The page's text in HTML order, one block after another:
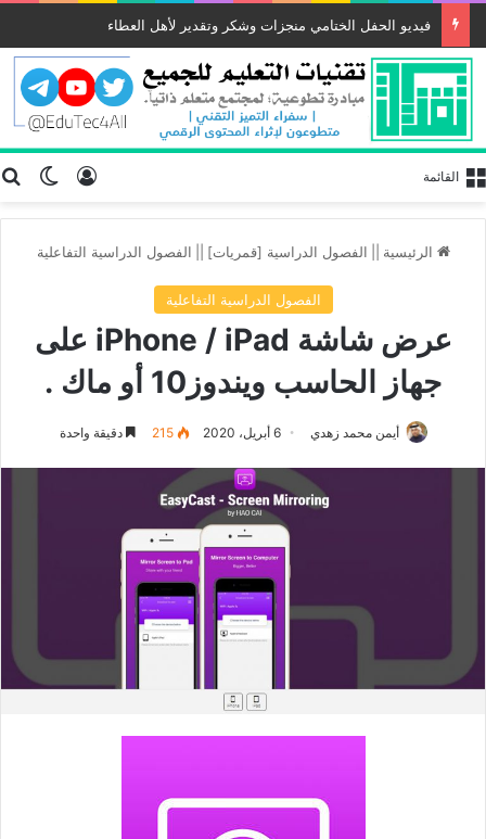
الحفل الختامي لأنشطة وفعاليات المبادرة
تسجيل القائمة
الرئيسية الفصول الدراسية [قمريات] الفصول الدراسية التفاعلية
الفصول الدراسية التفاعلية
عرض شاشة iPhone / iPad على
جهاز الحاسب ويندوز10 أو ماك .
أيمن محمد زهدي 6 أبريل، 2020 215 دقيقة واحدة